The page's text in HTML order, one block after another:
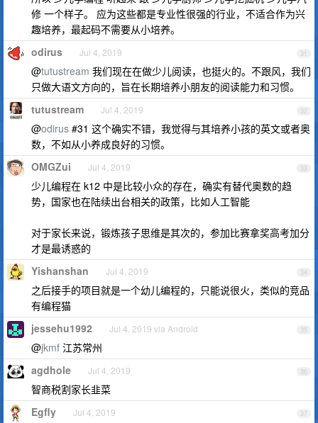
修 一个样子。 应为这些都是专业性很强的行业，不适合作为兴
趣培养，最起码不需要从小培养。
31
odirus Jul 4, 2019
@tutustream 我们现在在做少儿阅读，也挺火的。不跟风，我们
只做大语文方向的，旨在长期培养小朋友的阅读能力和习惯。
32
tutustream Jul 4, 2019
@odirus #31 这个确实不错，我觉得与其培养小孩的英文或者奥
数，不如从小养成良好的习惯。
33
OMGZui Jul 4, 2019
少儿编程在 k12 中是比较小众的存在，确实有替代奥数的趋
势，国家也在陆续出台相关的政策，比如人工智能
对于家长来说，锻炼孩子思维是其次的，参加比赛拿奖高考加分
才是最诱惑的
34
Yishanshan Jul 4, 2019
之后接手的项目就是一个幼儿编程的，只能说很火，类似的竞品
有编程猫
35
jessehu1992 Jul 4, 2019 via Android
@jkmf 江苏常州
36
agdhole Jul 4, 2019
智商税割家长韭菜
37
Egfly Jul 4, 2019